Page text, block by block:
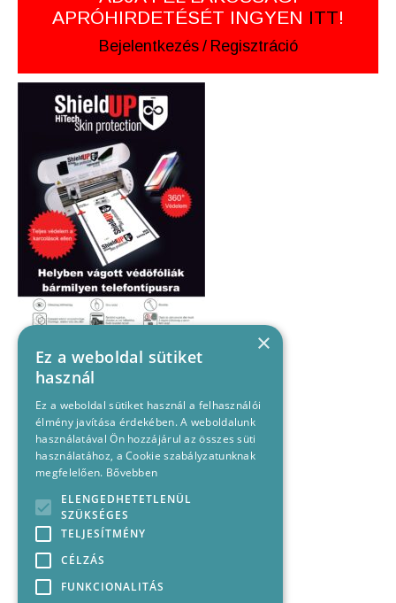
APRÓHIRDETÉSÉT INGYEN ITT!
Bejelentkezés / Regisztráció
×
Ez a weboldal sütiket
használ
Ez a weboldal sütiket használ a felhasználói
élmény javítása érdekében. A weboldalunk
használatával Ön hozzájárul az összes süti
használatához, a Cookie szabályzatunknak
megfelelően. Bővebben
ELENGEDHETETLENÜL
SZÜKSÉGES
TELJESÍTMÉNY
CÉLZÁS
FUNKCIONALITÁS